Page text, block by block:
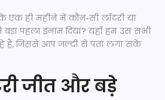
एक ही महीने में कौन‑सी लॉटरी या
पहला इनाम दिया? यहाँ हम उस सभी
हैं, जिससे आप जल्दी से पता लगा सकें
जीत और बड़े